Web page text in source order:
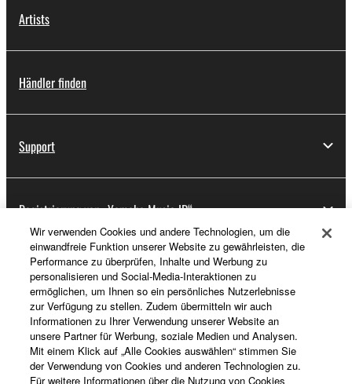
Artists
Händler finden
Support
Registrierung von „Yamaha Music ID“
Über Yamaha
Deutschland - German
Business
Wir verwenden Cookies und andere Technologien, um die
einwandfreie Funktion unserer Website zu gewährleisten, die
Performance zu überprüfen, Inhalte und Werbung zu
personalisieren und Social-Media-Interaktionen zu
ermöglichen, um Ihnen so ein persönliches Nutzerlebnisse
zur Verfügung zu stellen. Zudem übermitteln wir auch
Informationen zu Ihrer Verwendung unserer Website an
unsere Partner für Werbung, soziale Medien und Analysen.
Mit einem Klick auf „Alle Cookies auswählen“ stimmen Sie
der Verwendung von Cookies und anderen Technologien zu.
Für weitere Informationen über die Nutzung von Cookies